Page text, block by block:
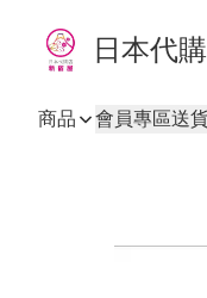
日本代
商品 會員專區送